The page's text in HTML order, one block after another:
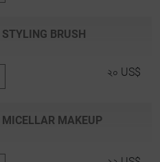
STYLING BRUSH
২০ US$
MICELLAR MAKEUP